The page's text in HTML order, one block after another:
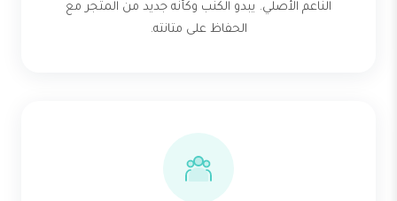
الناعم الأصلي. يبدو الكنب وكأنه جديد من المتجر مع
الحفاظ على متانته.